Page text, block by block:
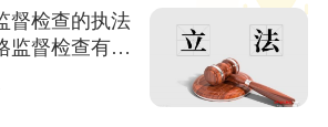
督检查的执法
监督检查有哪